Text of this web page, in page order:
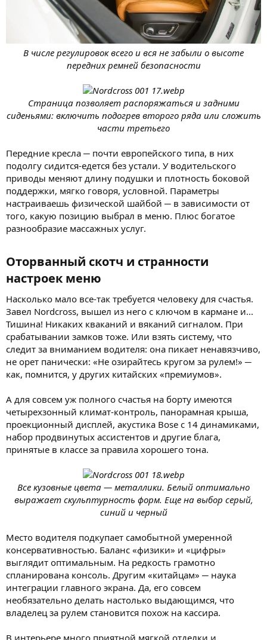
В числе регулировок всего и вся не забыли о высоте
передних ремней безопасности
Страница позволяет распоряжаться и задними
сиденьями: включить подогрев второго ряда или сложить
части третьего
Передние кресла ─ почти европейского типа, в них
подолгу сидится-едется без устали. У водительского
приводы меняют длину подушки и плотность боковой
поддержки, мягко говоря, условной. Параметры
настраиваешь физической шайбой ─ в зависимости от
того, какую позицию выбрал в меню. Плюс богатое
разнообразие массажных услуг.
Оторванный скотч и странности
настроек меню​
Насколько мало все-так требуется человеку для счастья.
Завел Nordcross, вышел из него с ключом в кармане и...
Тишина! Никаких кваканий и вяканий сигналом. При
срабатывании замков тоже. Или взять систему, что
следит за вниманием водителя: она пикает ненавязчиво,
не орет панически: «Не озирайтесь кругом за рулем!» ─
как, помнится, у других китайских «премиумов».
А для совсем уж полного счастья на борту имеются
четырехзонный климат-контроль, панорамная крыша,
проекционный дисплей, акустика Bose с 14 динамиками,
набор продвинутых ассистентов и другие блага,
принятые в классе за правила хорошего тона.
Все кузовные цвета — металлики. Белый оптимально
выражает скульптурность форм. Еще на выбор серый,
синий и черный
Место водителя подкупает самобытной умеренной
консервативностью. Баланс «физики» и «цифры»
выглядит оптимальным. На редкость грамотно
спланирована консоль. Другим «китайцам» ─ наука
интеграции главного экрана. Да, его совсем
необязательно делать настолько выдающимся, что
владелец за рулем становится похож на кассира.
В интерьере много приятной мягкой отделки и